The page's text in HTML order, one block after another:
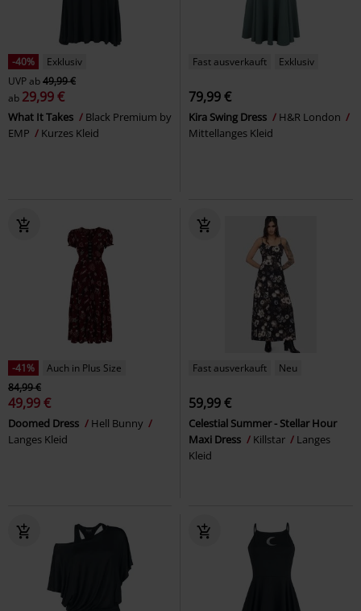
-40%
Exklusiv
UVPab49,99 €
ab 29,99 €
What It Takes
Black Premium by
EMP
Kurzes Kleid
Fast ausverkauft Exklusiv
79,99 €
Kira Swing Dress
H&R London
Mittellanges Kleid
-41%
Auch in Plus Size
84,99 €
49,99 €
Doomed Dress
Hell Bunny
Langes Kleid
Fast ausverkauft Neu
59,99 €
Celestial Summer - Stellar Hour
Maxi Dress
Killstar
Langes
Kleid